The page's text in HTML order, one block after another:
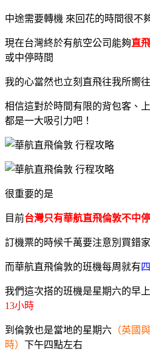
中途需要轉機 來回花的時間很不
現在台灣終於有航空公司能夠直
或中停時間
我的心當然也立刻直飛往我所嚮
相信這對於時間有限的背包客、
都是一大吸引力吧！
很重要的是
目前台灣只有華航直飛倫敦不中停
訂機票的時候千萬要注意別買錯家
而華航直飛倫敦的班機每周就有
我們這次搭的班機是星期六的早
13小時
到倫敦也是當地的星期六 （英國
時） 下午四點左右